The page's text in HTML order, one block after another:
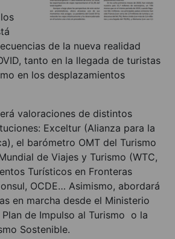
de la nueva realidad
tanto en la llegada de turistas
en los desplazamientos
valoraciones de distintos
Exceltur (Alianza para la
el barómetro OMT del Turismo
de Viajes y Turismo (WTC,
Turísticos en Fronteras
OCDE… Asimismo, abordará
en marcha desde el Ministerio
de Impulso al Turismo o la
Sostenible.